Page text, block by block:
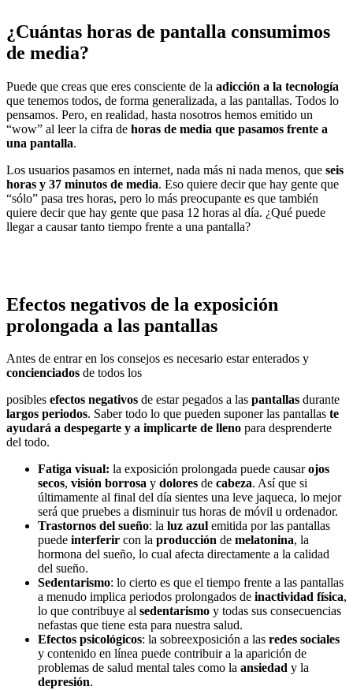
¿Cuántas horas de pantalla consumimos
de media?
Puede que creas que eres consciente de la adicción a la tecnología
que tenemos todos, de forma generalizada, a las pantallas. Todos lo
pensamos. Pero, en realidad, hasta nosotros hemos emitido un
“wow” al leer la cifra de horas de media que pasamos frente a
una pantalla.
Los usuarios pasamos en internet, nada más ni nada menos, que seis
horas y 37 minutos de media. Eso quiere decir que hay gente que
“sólo” pasa tres horas, pero lo más preocupante es que también
quiere decir que hay gente que pasa 12 horas al día. ¿Qué puede
llegar a causar tanto tiempo frente a una pantalla?
Efectos negativos de la exposición
prolongada a las pantallas
Antes de entrar en los consejos es necesario estar enterados y
concienciados de todos los
posibles efectos negativos de estar pegados a las pantallas durante
largos periodos. Saber todo lo que pueden suponer las pantallas te
ayudará a despegarte y a implicarte de lleno para desprenderte
del todo.
Fatiga visual: la exposición prolongada puede causarojos
secos, visión borrosa y dolores de cabeza. Así que si
últimamente al final del día sientes una leve jaqueca, lo mejor
será que pruebes a disminuir tus horas de móvil u ordenador.
Trastornos del sueño: la luz azul emitida por las pantallas
puede interferir con la producción de melatonina, la
hormona del sueño, lo cual afecta directamente a la calidad
del sueño.
Sedentarismo: lo cierto es que el tiempo frente a las pantallas
a menudo implica periodos prolongados de inactividad física,
lo que contribuye al sedentarismo y todas sus consecuencias
nefastas que tiene esta para nuestra salud.
Efectos psicológicos: la sobreexposición a las redes sociales
y contenido en línea puede contribuir a la aparición de
problemas de salud mental tales como la ansiedad y la
depresión.